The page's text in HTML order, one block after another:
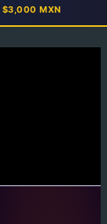
$3,000 MXN